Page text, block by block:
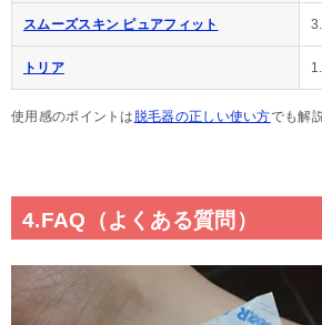
スムーズスキン ピュアフィット
トリア
使用感のポイントは 脱毛器の正しい使い方でも解
4.FAQ（よくある質問）